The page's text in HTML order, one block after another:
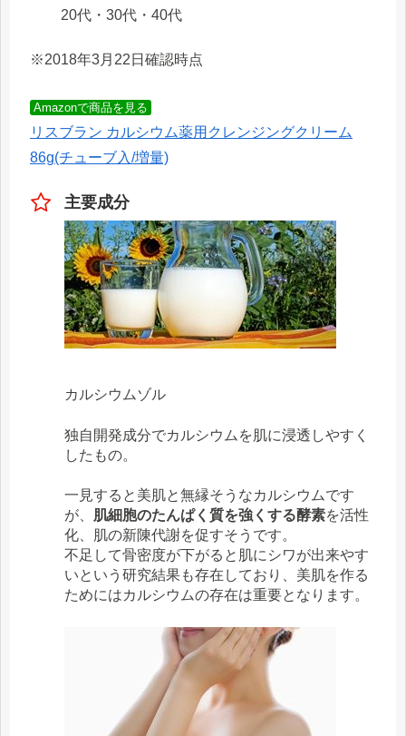
20代・30代・40代
※2018年3月22日確認時点
Amazonで商品を見る
リスブラン カルシウム薬用クレンジングクリーム
86g(チューブ入/増量)
主要成分
カルシウムゾル
独自開発成分でカルシウムを肌に浸透しやすく
したもの。
一見すると美肌と無縁そうなカルシウムです
が、 肌細胞のたんぱく質を強くする酵素を活性
化、肌の新陳代謝を促すそうです。
不足して骨密度が下がると肌にシワが出来やす
いという研究結果も存在しており、美肌を作る
ためにはカルシウムの存在は重要となります。